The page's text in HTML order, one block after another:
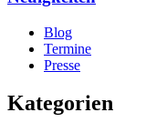
Blog
Termine
Presse
Kategorien